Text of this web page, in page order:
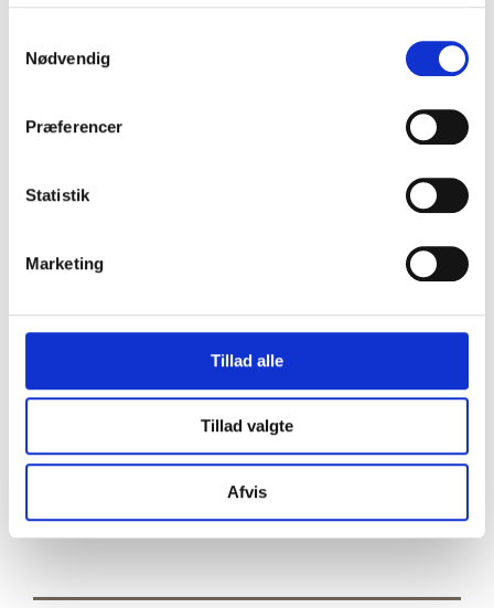
Nødvendig
Præferencer
Statistik
Marketing
Tillad alle
Tillad valgte
Afvis
danske fagbevægelses kursændring fra internationalt
Ny grundlov (1915)
Demokratiseringsprocessen stod ikke stille under
verdenskrigen, og en grundlovsændring havde længe været
en ophævelse af den privilegerede valgret til Landstinget –
og samtidig fik kvinder og tjenestefolk stemmeret til
Rigsdagens to kamre, Folketinget og Landstinget.